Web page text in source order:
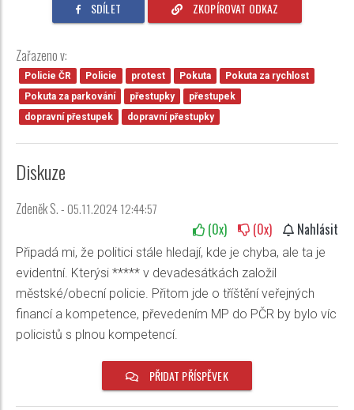
SDÍLET ZKOPÍROVAT ODKAZ
Zařazeno v:
Policie ČR Policie protest Pokuta
Pokuta za rychlost
Pokuta za parkování
přestupky
přestupek
dopravní přestupek
dopravní přestupky
Diskuze
Zdeněk S. - 05.11.2024 12:44:57
(0x) (0x) Nahlásit
Připadá mi, že politici stále hledají, kde je chyba, ale ta je
evidentní. Kterýsi ***** v devadesátkách založil
městské/obecní policie. Přitom jde o tříštění veřejných
financí a kompetence, převedením MP do PČR by bylo víc
policistů s plnou kompetencí.
PŘIDAT PŘÍSPĚVEK